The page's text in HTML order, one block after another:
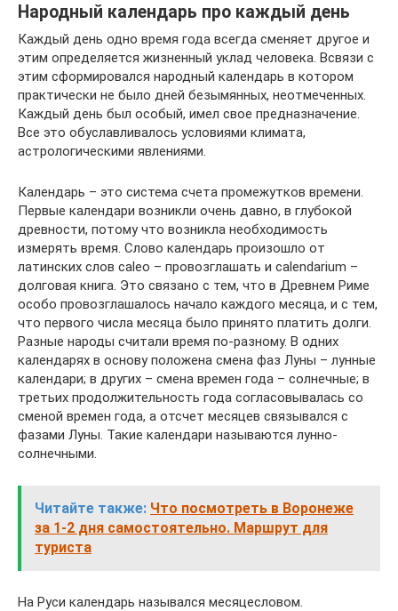
Народный календарь про каждый день
Каждый день одно время года всегда сменяет другое и
этим определяется жизненный уклад человека. Всвязи с
этим сформировался народный календарь в котором
практически не было дней безымянных, неотмеченных.
Каждый день был особый, имел свое предназначение.
Все это обуславливалось условиями климата,
астрологическими явлениями.
Календарь – это система счета промежутков времени.
Первые календари возникли очень давно, в глубокой
древности, потому что возникла необходимость
измерять время. Слово календарь произошло от
латинских слов caleo – провозглашать и calendarium –
долговая книга. Это связано с тем, что в Древнем Риме
особо провозглашалось начало каждого месяца, и с тем,
что первого числа месяца было принято платить долги.
Разные народы считали время по-разному. В одних
календарях в основу положена смена фаз Луны – лунные
календари; в других – смена времен года – солнечные; в
третьих продолжительность года согласовывалась со
сменой времен года, а отсчет месяцев связывался с
фазами Луны. Такие календари называются лунно-
солнечными.
Читайте также: Что посмотреть в Воронеже
за 1-2 дня самостоятельно. Маршрут для
туриста
На Руси календарь назывался месяцесловом.